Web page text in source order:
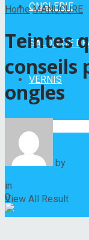
ONGLERIE
SALON DE
VERNIS
No Result
View All Result
Home MANUCURE
Teintes
conseils
ongles
by
in
0